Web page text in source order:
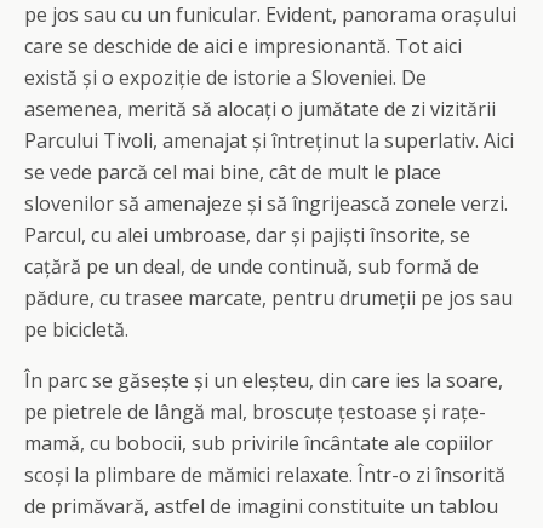
pe jos sau cu un funicular. Evident, panorama orașului
care se deschide de aici e impresionantă. Tot aici
există și o expoziție de istorie a Sloveniei. De
asemenea, merită să alocați o jumătate de zi vizitării
Parcului Tivoli, amenajat și întreținut la superlativ. Aici
se vede parcă cel mai bine, cât de mult le place
slovenilor să amenajeze și să îngrijească zonele verzi.
Parcul, cu alei umbroase, dar și pajiști însorite, se
cațără pe un deal, de unde continuă, sub formă de
pădure, cu trasee marcate, pentru drumeții pe jos sau
pe bicicletă.
În parc se găsește și un eleșteu, din care ies la soare,
pe pietrele de lângă mal, broscuțe țestoase și rațe-
mamă, cu bobocii, sub privirile încântate ale copiilor
scoși la plimbare de mămici relaxate. Într-o zi însorită
de primăvară, astfel de imagini constituite un tablou